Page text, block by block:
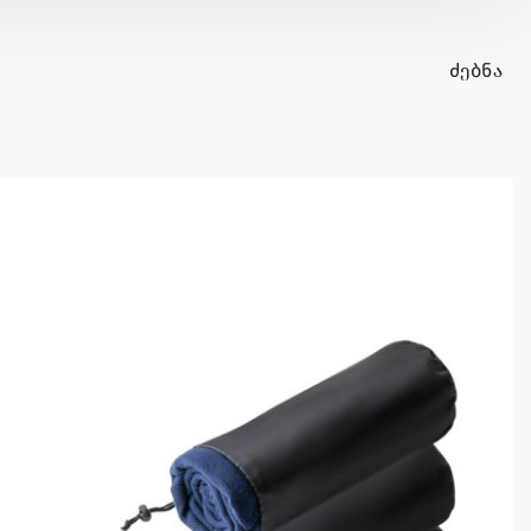
ᲫᲔᲑᲜᲐ